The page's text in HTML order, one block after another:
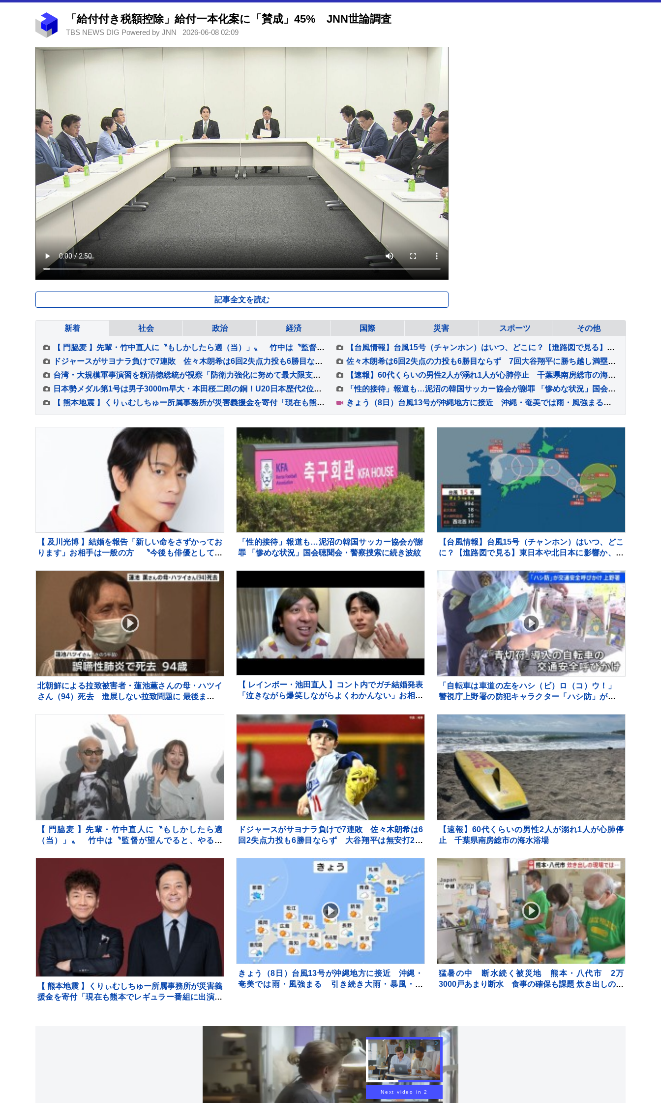
「給付付き税額控除」給付一本化案に「賛成」45% JNN世論調査
TBS NEWS DIG Powered by JNN 2026-06-08 02:09
記事全文を読む
新着 社会 政治 経済 国際 災害 スポーツ その他
【 門脇麦 】先輩・竹中直人に〝もしかしたら適（当）」〟 竹中は〝監督が望んでると、やる〟「アドリブ」認める
【台風情報】台風15号（チャンホン）はいつ、どこに？【進路図で見る】東日本や北日本に影響か、大型で強い台風13号（ドルフィン）引き続き 大雨・暴風・高潮・うねりを伴った高波などに厳重警戒必要
ドジャースがサヨナラ負けで7連敗 佐々木朗希は6回2失点力投も6勝目ならず 大谷翔平は無安打2四球 9回ディアスが2ラン被弾
佐々木朗希は6回2失点の力投も6勝目ならず 7回大谷翔平に勝ち越し満塁好機も痛恨の併殺打 初対決のヌートバーは3打数1安打
台湾・大規模軍事演習を頼清徳総統が視察「防衛力強化に努めて最大限支援していく」
【速報】60代くらいの男性2人が溺れ1人が心肺停止 千葉県南房総市の海水浴場
日本勢メダル第1号は男子3000m早大・本田桜二郎の銅！U20日本歴代2位の快走【U20世界陸上】
「性的接待」報道も…泥沼の韓国サッカー協会が謝罪 「惨めな状況」国会聴聞会・警察捜索に続き波紋
【 熊本地震 】くりぃむしちゅー所属事務所が災害義援金を寄付「現在も熊本でレギュラー番組に出演させて頂くなど、長年にわたり地元との繋がりを大切にして参りました」
きょう（8日）台風13号が沖縄地方に接近 沖縄・奄美では雨・風強まる 引き続き大雨・暴風・高潮・うねりを伴った高波などに厳重警戒必要
【 及川光博 】結婚を報告「新しい命をさずかってお
ります」お相手は一般の方 〝今後も俳優としてミ
「性的接待」報道も…泥沼の韓国サッカー協会が謝
罪 「惨めな状況」国会聴聞会・警察捜索に続き波紋
【台風情報】台風15号（チャンホン）はいつ、どこ
に？【進路図で見る】東日本や北日本に影響か、大
風・高潮・うねりを伴った高波などに厳重警戒必要
北朝鮮による拉致被害者・蓮池薫さんの母・ハツイ
さん（94）死去 進展しない拉致問題に 最後まで苛
【 レインボー・池田直人 】コント内でガチ結婚発表
「泣きながら爆笑しながらよくわかんない」お相手
かお大祝福
「自転車は車道の左をハシ（ビ）ロ（コ）ウ！」
警視庁上野署の防犯キャラクター「ハシ防」が上野
【 門脇麦 】先輩・竹中直人に〝もしかしたら適
（当）」〟 竹中は〝監督が望んでると、やる〟
ドジャースがサヨナラ負けで7連敗 佐々木朗希は6
回2失点力投も6勝目ならず 大谷翔平は無安打2四
【速報】60代くらいの男性2人が溺れ1人が心肺停
止 千葉県南房総市の海水浴場
【 熊本地震 】くりぃむしちゅー所属事務所が災害義
援金を寄付「現在も熊本でレギュラー番組に出演さ
きょう（8日）台風13号が沖縄地方に接近 沖縄・
奄美では雨・風強まる 引き続き大雨・暴風・高
猛暑の中 断水続く被災地 熊本・八代市 2万
3000戸あまり断水 食事の確保も課題 炊き出しの現